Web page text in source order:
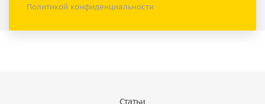
Политикой конфиденциальности
Статьи